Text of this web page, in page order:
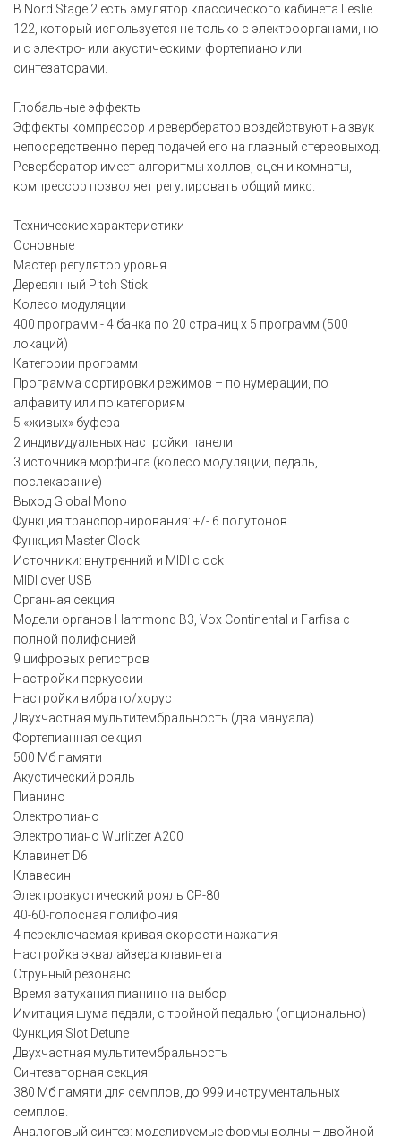
В Nord Stage 2 есть эмулятор классического кабинета Leslie
122, который используется не только с электроорганами, но
и с электро- или акустическими фортепиано или
синтезаторами.
Глобальные эффекты
Эффекты компрессор и ревербератор воздействуют на звук
непосредственно перед подачей его на главный стереовыход.
Ревербератор имеет алгоритмы холлов, сцен и комнаты,
компрессор позволяет регулировать общий микс.
Технические характеристики
Основные
Мастер регулятор уровня
Деревянный Pitch Stick
Колесо модуляции
400 программ - 4 банка по 20 страниц x 5 программ (500
локаций)
Категории программ
Программа сортировки режимов – по нумерации, по
алфавиту или по категориям
5 «живых» буфера
2 индивидуальных настройки панели
3 источника морфинга (колесо модуляции, педаль,
послекасание)
Выход Global Mono
Функция транспорнирования: +/- 6 полутонов
Функция Master Clock
Источники: внутренний и MIDI clock
MIDI over USB
Органная секция
Модели органов Hammond B3, Vox Continental и Farfisa с
полной полифонией
9 цифровых регистров
Настройки перкуссии
Настройки вибрато/хорус
Двухчастная мультитембральность (два мануала)
Фортепианная секция
500 Мб памяти
Акустический рояль
Пианино
Электропиано
Электропиано Wurlitzer A200
Клавинет D6
Клавесин
Электроакустический рояль CP-80
40-60-голосная полифония
4 переключаемая кривая скорости нажатия
Настройка эквалайзера клавинета
Струнный резонанс
Время затухания пианино на выбор
Имитация шума педали, с тройной педалью (опционально)
Функция Slot Detune
Двухчастная мультитембральность
Синтезаторная секция
380 Мб памяти для семплов, до 999 инструментальных
семплов.
Аналоговый синтез: моделируемые формы волны – двойной